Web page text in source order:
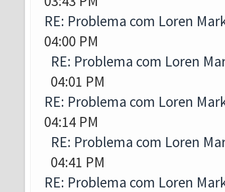
RE: Problema com Loren
04:00 PM
RE: Problema com Loren
04:01 PM
RE: Problema com Loren
04:14 PM
RE: Problema com Loren
04:41 PM
RE: Problema com Loren